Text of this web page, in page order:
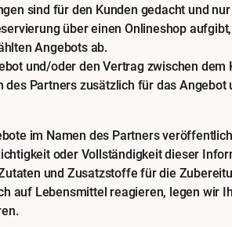
sind für den Kunden gedacht und
über einen Onlineshop
Angebots ab.
und/oder den Vertrag zwischen
Partners zusätzlich für das Angebot
im Namen des Partners
oder Vollständigkeit dieser
und Zusatzstoffe für die
auf Lebensmittel reagieren, legen wir